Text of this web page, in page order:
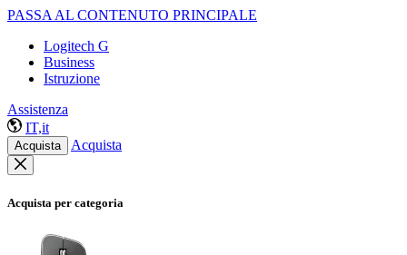
PASSA AL CONTENUTO PRINCIPALE
Logitech G
Business
Istruzione
Assistenza
IT,it
Acquista Acquista
Acquista per categoria